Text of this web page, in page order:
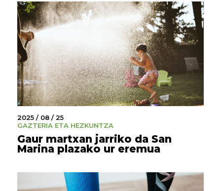
2025 / 08 / 25
GAZTERIA ETA HEZKUNTZA
Gaur martxan jarriko da San
Marina plazako ur eremua